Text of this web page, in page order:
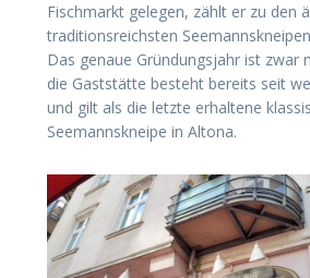
Fischmarkt gelegen, zählt er zu den
traditionsreichsten
Das genaue Gründungsjahr ist zwar
die Gaststätte besteht bereits seit
und gilt als die letzte erhaltene
Seemannskneipe in Altona.